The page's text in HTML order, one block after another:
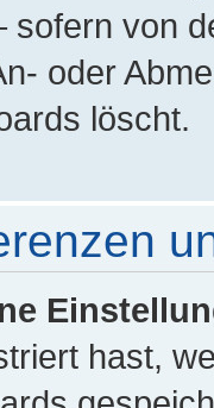
sofern von
oder
löscht.
hast,